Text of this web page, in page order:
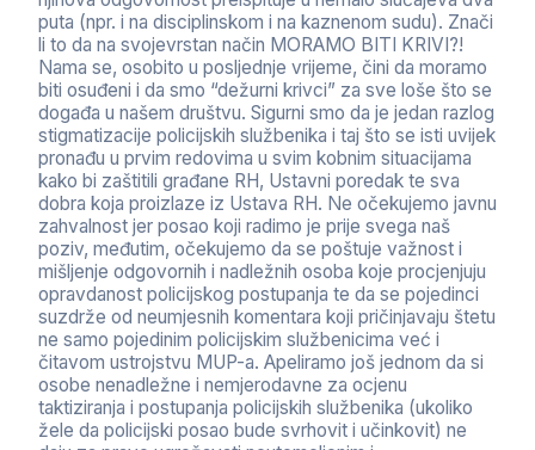
puta (npr. i na disciplinskom i na kaznenom sudu). Znači
li to da na svojevrstan način MORAMO BITI KRIVI?!
Nama se, osobito u posljednje vrijeme, čini da moramo
biti osuđeni i da smo “dežurni krivci” za sve loše što se
događa u našem društvu. Sigurni smo da je jedan razlog
stigmatizacije policijskih službenika i taj što se isti uvijek
pronađu u prvim redovima u svim kobnim situacijama
kako bi zaštitili građane RH, Ustavni poredak te sva
dobra koja proizlaze iz Ustava RH. Ne očekujemo javnu
zahvalnost jer posao koji radimo je prije svega naš
poziv, međutim, očekujemo da se poštuje važnost i
mišljenje odgovornih i nadležnih osoba koje procjenjuju
opravdanost policijskog postupanja te da se pojedinci
suzdrže od neumjesnih komentara koji pričinjavaju štetu
ne samo pojedinim policijskim službenicima već i
čitavom ustrojstvu MUP-a. Apeliramo još jednom da si
osobe nenadležne i nemjerodavne za ocjenu
taktiziranja i postupanja policijskih službenika (ukoliko
žele da policijski posao bude svrhovit i učinkovit) ne